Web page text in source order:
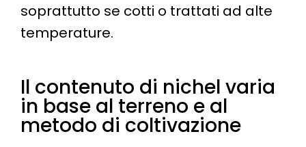
soprattutto se cotti o trattati ad alte
temperature.
Il contenuto di nichel varia
in base al terreno e al
metodo di coltivazione